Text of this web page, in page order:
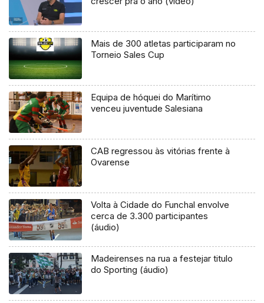
Mais de 300 atletas participaram no
Torneio Sales Cup
Equipa de hóquei do Marítimo
venceu juventude Salesiana
CAB regressou às vitórias frente à
Ovarense
Volta à Cidade do Funchal envolve
cerca de 3.300 participantes
(áudio)
Madeirenses na rua a festejar titulo
do Sporting (áudio)